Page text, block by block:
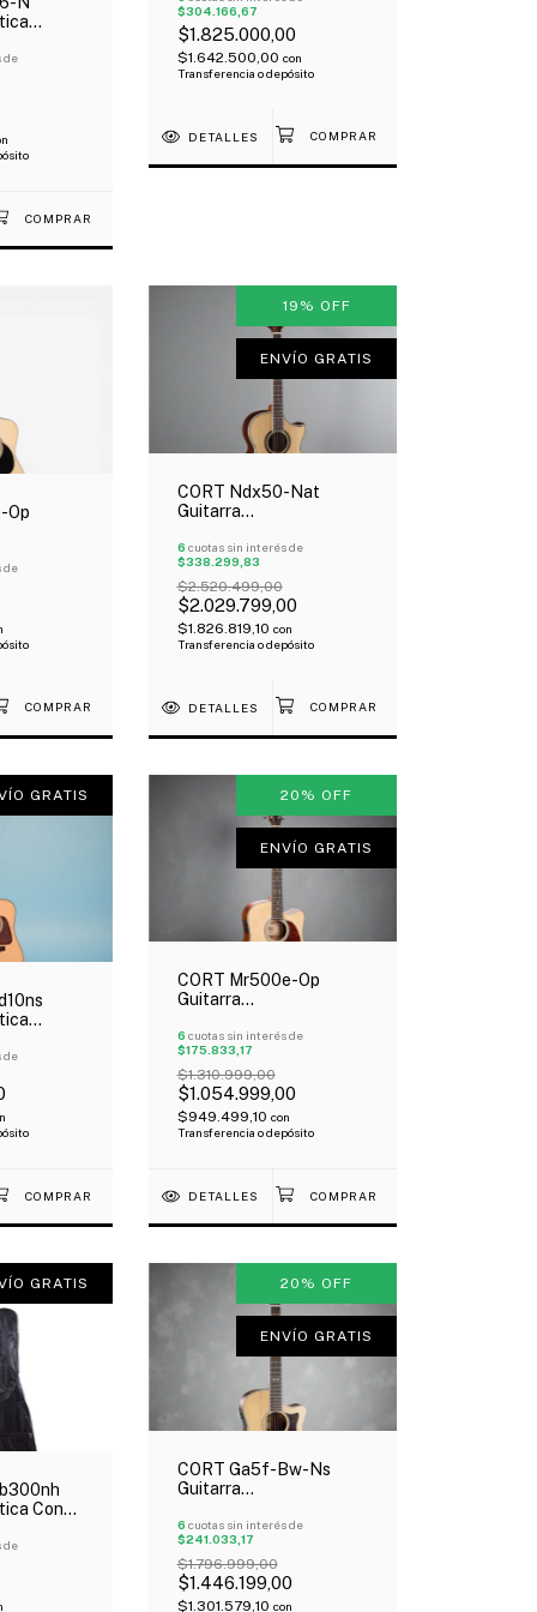
de
Abeto
$304.166,67
$1.825.000,00
$1.642.500,00 con
Transferencia o depósito
DETALLES
Op
Funda
de
19 % OFF
ENVÍO GRATIS
CORT Ndx50-Nat
Guitarra
Sólida Abeto Stika
Fishman Oferta!
6 cuotas sin interés de
$338.299,83
$2.520.499,00
$2.029.799,00
$1.826.819,10 con
Transferencia o depósito
DETALLES
GRATIS
de
20 % OFF
ENVÍO GRATIS
CORT Mr500e-Op
Guitarra
Abeto Sólido Oferta!
6 cuotas sin interés de
$175.833,17
$1.310.999,00
$1.054.999,00
$949.499,10 con
Transferencia o depósito
DETALLES
GRATIS
Con
de
20 % OFF
ENVÍO GRATIS
CORT Ga5f-Bw-Ns
Guitarra
Cedro Sólido Fishman
Oferta!
6 cuotas sin interés de
$241.033,17
$1.796.999,00
$1.446.199,00
$1.301.579,10 con